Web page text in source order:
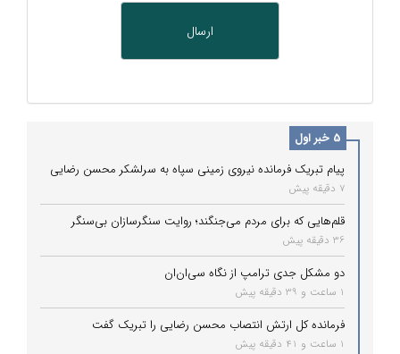
5 خبر اول
پیام تبریک فرمانده نیروی زمینی سپاه به سرلشکر محسن رضایی
7 دقیقه پیش
قلم‌هایی که برای مردم می‌جنگند؛ روایت سنگرسازان بی‌سنگر
36 دقیقه پیش
دو مشکل جدی ترامپ از نگاه سی‌ان‌ان
1 ساعت و 39 دقیقه پیش
فرمانده کل ارتش انتصاب محسن رضایی را تبریک گفت
1 ساعت و 41 دقیقه پیش